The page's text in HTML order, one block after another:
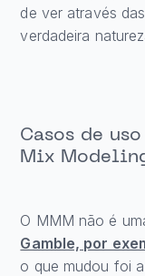
de ver através
verdadeira
Casos de
Mix
O MMM não é
Gamble, por
o que mudou foi